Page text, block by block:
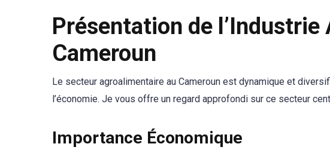
Présentation de
Cameroun
Le secteur agroalimentaire au Cameroun est dynamique et
l’économie. Je vous offre un regard approfondi sur ce secteur
Importance Économique